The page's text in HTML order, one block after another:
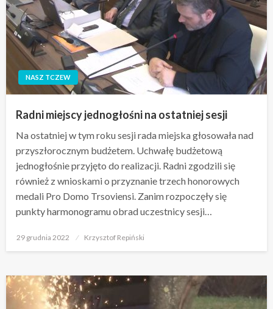
NASZ TCZEW
Radni miejscy jednogłośni na ostatniej sesji
Na ostatniej w tym roku sesji rada miejska głosowała nad
przyszłorocznym budżetem. Uchwałę budżetową
jednogłośnie przyjęto do realizacji. Radni zgodzili się
również z wnioskami o przyznanie trzech honorowych
medali Pro Domo Trsoviensi. Zanim rozpoczęły się
punkty harmonogramu obrad uczestnicy sesji…
Opublikowane
29 grudnia 2022 Krzysztof Repiński